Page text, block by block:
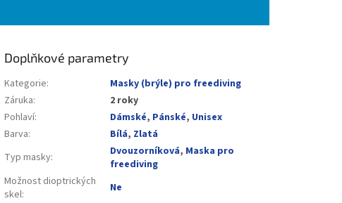
Doplňkové parametry
Kategorie:
Masky (brýle) pro freediving
Záruka:
2 roky
Pohlaví: Dámské, Pánské, Unisex
Barva: Bílá, Zlatá
Typ masky: Dvouzorníková, Maska pro
freediving
Možnost dioptrických
skel:
Ne